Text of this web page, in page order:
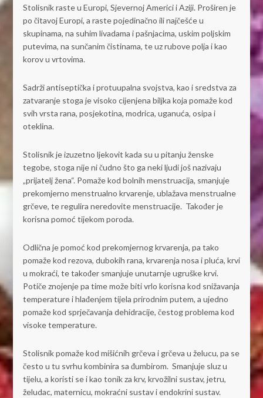
Stolisnik raste u Europi, Sjevernoj Americi i Aziji. Proširen je
po čitavoj Europi, a raste pojedinačno ili najčešće u
skupinama, na suhim livadama i pašnjacima, uskim poljskim
putevima, na sunčanim čistinama, te uz rubove polja i kao
korov u vrtovima.
Sadrži antiseptička i protuupalna svojstva, kao i sredstva za
zatvaranje stoga je visoko cijenjena biljka koja pomaže kod
svih vrsta rana, posjekotina, modrica, uganuća, osipa i
oteklina.
Stolisnik je izuzetno ljekovit kada su u pitanju ženske
tegobe, stoga nije ni čudno što ga neki ljudi još nazivaju
„prijatelj žena“. Pomaže kod bolnih menstruacija, smanjuje
prekomjerno menstrualno krvarenje, ublažava menstrualne
grčeve, te regulira neredovite menstruacije. Također je
korisna pomoć tijekom poroda.
Odlična je pomoć kod prekomjernog krvarenja, pa tako
pomaže kod rezova, dubokih rana, krvarenja nosa i pluća, krvi
u mokraći, te također smanjuje unutarnje ugruške krvi.
Potiče znojenje pa time može biti vrlo korisna kod snižavanja
temperature i hlađenjem tijela prirodnim putem, a ujedno
pomaže kod sprječavanja dehidracije, čestog problema kod
visoke temperature.
Stolisnik pomaže kod mišićnih grčeva i grčeva u želucu, pa se
često u tu svrhu kombinira sa đumbirom. Smanjuje sluz u
tijelu, a koristi se i kao tonik za krv, krvožilni sustav, jetru,
želudac, maternicu, mokraćni sustav i endokrini sustav.